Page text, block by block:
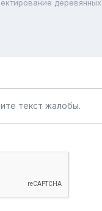
текст жалобы.